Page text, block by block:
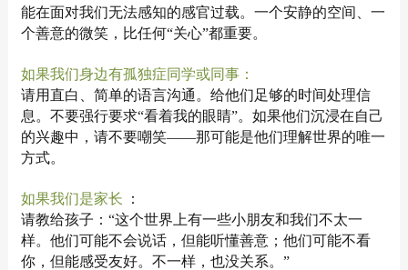
能在面对我们无法感知的感官过载。一个安静的空间、一
个善意的微笑，比任何“关心”都重要。
如果我们身边有孤独症同学或同事：
请用直白、简单的语言沟通。给他们足够的时间处理信
息。不要强行要求“看着我的眼睛”。如果他们沉浸在自己
的兴趣中，请不要嘲笑——那可能是他们理解世界的唯一
方式。
如果我们是家长
：
请教给孩子：“这个世界上有一些小朋友和我们不太一
样。他们可能不会说话，但能听懂善意；他们可能不看
你，但能感受友好。不一样，也没关系。”